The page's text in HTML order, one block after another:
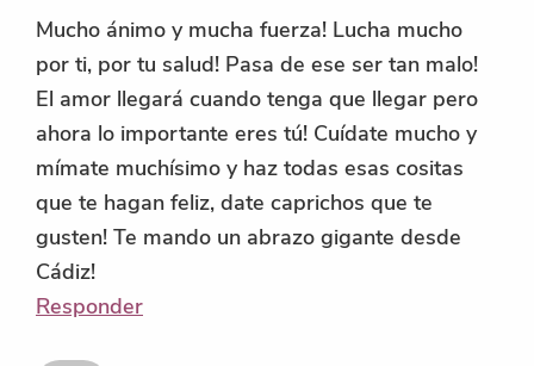
Mucho ánimo y mucha fuerza! Lucha mucho
por ti, por tu salud! Pasa de ese ser tan malo!
El amor llegará cuando tenga que llegar pero
ahora lo importante eres tú! Cuídate mucho y
mímate muchísimo y haz todas esas cositas
que te hagan feliz, date caprichos que te
gusten! Te mando un abrazo gigante desde
Cádiz!
Responder